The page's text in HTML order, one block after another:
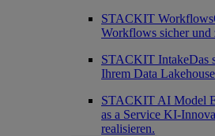
STACKIT Workflows
Workflows sicher und
STACKIT IntakeDas
Ihrem Data Lakehouse
STACKIT AI Model
as a Service KI-
realisieren.